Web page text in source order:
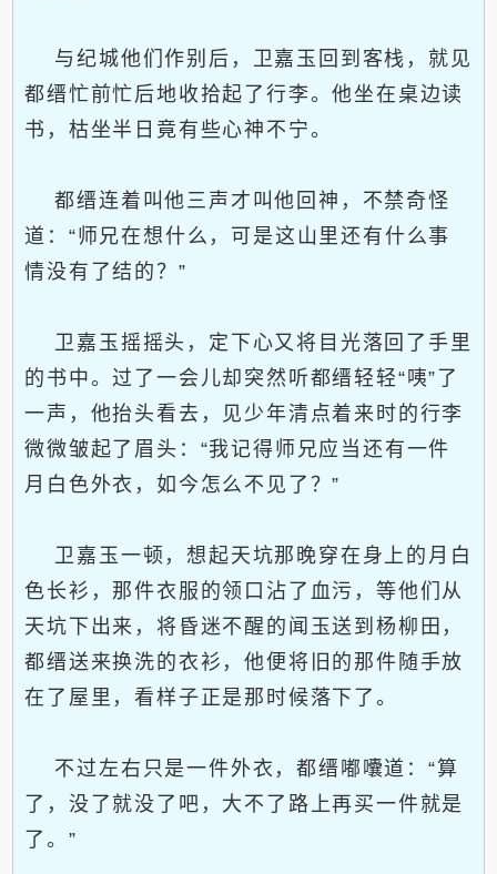
与纪城他们作别后，卫嘉玉回到客栈，就见
都缙忙前忙后地收拾起了行李。他坐在桌边读
书，枯坐半日竟有些心神不宁。
都缙连着叫他三声才叫他回神，不禁奇怪
道：“师兄在想什么，可是这山里还有什么事
情没有了结的？”
卫嘉玉摇摇头，定下心又将目光落回了手里
的书中。过了一会儿却突然听都缙轻轻“咦”了
一声，他抬头看去，见少年清点着来时的行李
微微皱起了眉头：“我记得师兄应当还有一件
月白色外衣，如今怎么不见了？”
卫嘉玉一顿，想起天坑那晚穿在身上的月白
色长衫，那件衣服的领口沾了血污，等他们从
天坑下出来，将昏迷不醒的闻玉送到杨柳田，
都缙送来换洗的衣衫，他便将旧的那件随手放
在了屋里，看样子正是那时候落下了。
不过左右只是一件外衣，都缙嘟囔道：“算
了，没了就没了吧，大不了路上再买一件就是
了。”